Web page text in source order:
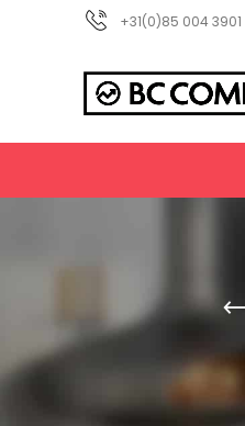
+31(0)85 004 3901